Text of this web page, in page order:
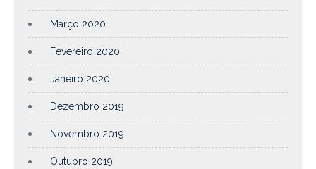
Março 2020
Fevereiro 2020
Janeiro 2020
Dezembro 2019
Novembro 2019
Outubro 2019